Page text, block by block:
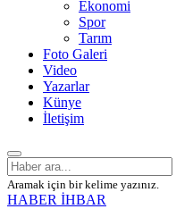
Ekonomi
Spor
Tarım
Foto Galeri
Video
Yazarlar
Künye
İletişim
Aramak için bir kelime yazınız.
HABER İHBAR